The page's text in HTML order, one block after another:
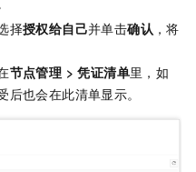
择授权给自己并单击确认 ，将
节点管理 >凭证清单里，如
也会在此清单显示。